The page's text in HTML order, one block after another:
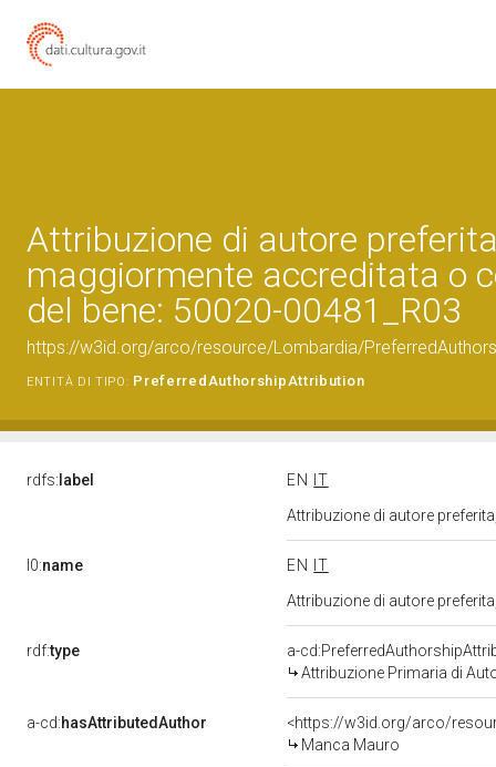
Attribuzione di autore
maggiormente accreditata o
del bene: 50020-00481_R03
https://w3id.org/arco/resource/Lombardia/
ENTITÀ DI TIPO: PreferredAuthorshipAttribution
rdfs: label EN
IT
Attribuzione di autore
l0:name EN
IT
Attribuzione di autore
rdf:type
a-
Attribuzione Primaria di
a-cd:hasAttributedAuthor
<https://w3id.org/arco/
Manca Mauro